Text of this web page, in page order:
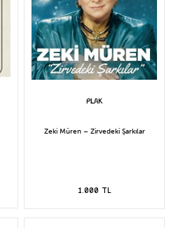
Zeki Müren – Zirvedeki Şarkılar
1.000 TL